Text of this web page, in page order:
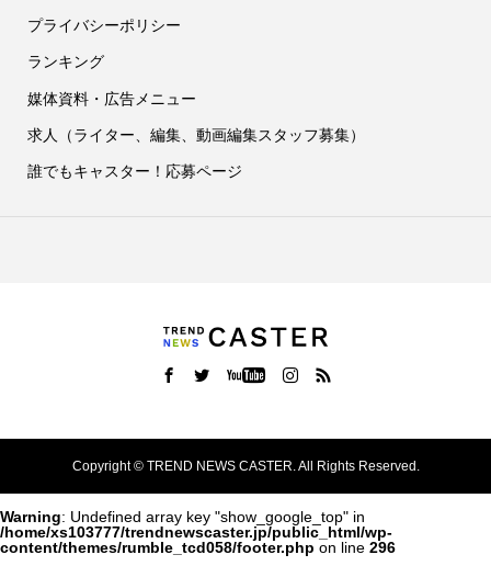
プライバシーポリシー
ランキング
媒体資料・広告メニュー
求人（ライター、編集、動画編集スタッフ募集）
誰でもキャスター！応募ページ
Copyright ©TREND NEWS CASTER. All Rights Reserved.
Warning: Undefined array key "show_google_top" in
/home/xs103777/trendnewscaster.jp/public_html/wp-
content/themes/rumble_tcd058/footer.php on line 296